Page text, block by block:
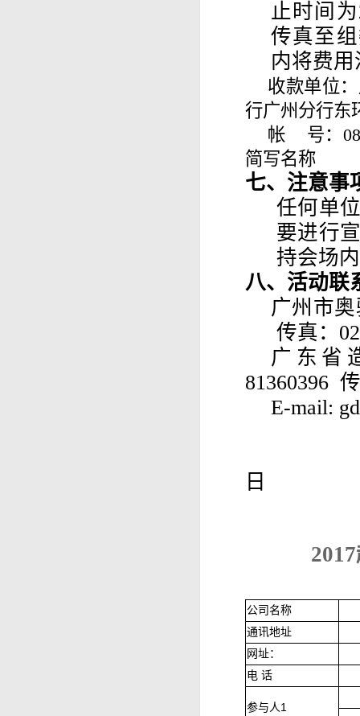
止时间
传真至
内将费
收款单位
行广州分行东
帐
号：
简写名称
七、注意事
任何单
要进行
持会场
八、活动联
广州市
传真：
广东省
81360396
E-mail:
日
公司名称
通讯地址
网址：
电 话
参与人1